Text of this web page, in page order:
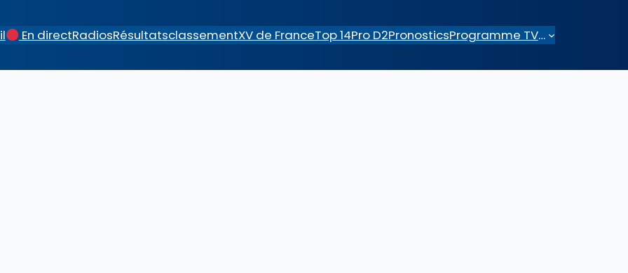
En directRadiosRésultatsclassementXV de FranceTop 14Pro D2PronosticsProgramme TV…